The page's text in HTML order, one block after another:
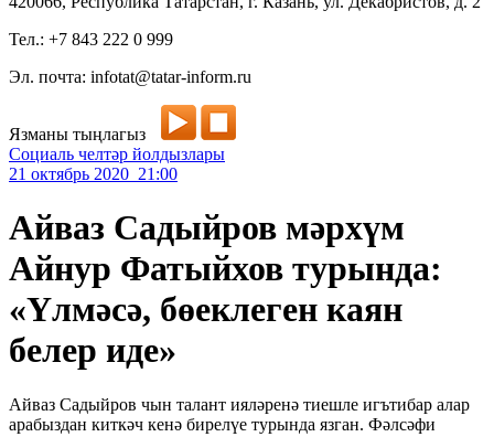
Тел.: +7 843 222 0 999
Эл. почта: infotat@tatar-inform.ru
Язманы тыңлагыз
Социаль челтәр йолдызлары
21 октябрь 2020 21:00
Айваз Садыйров мәрхүм
Айнур Фатыйхов турында:
«Үлмәсә, бөеклеген каян
белер иде»
Айваз Садыйров чын талант ияләренә тиешле игътибар алар
арабыздан киткәч кенә бирелүе турында язган. Фәлсәфи